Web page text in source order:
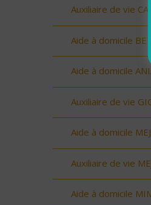
Auxiliaire de vie
Aide à domicile
Aide à domicile
Auxiliaire de vie
Aide à domicile
Auxiliaire de vie
Aide à domicile